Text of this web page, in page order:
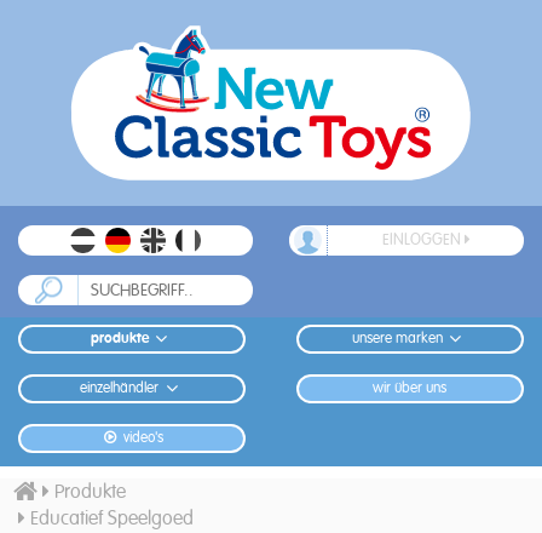
EINLOGGEN
produkte unsere marken
einzelhändler wir über uns
video's
Produkte
Educatief Speelgoed